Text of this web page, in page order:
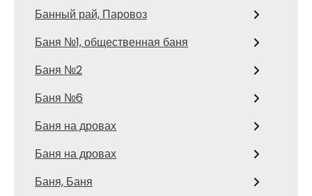
Банный рай, Паровоз
Баня №1, общественная баня
Баня №2
Баня №6
Баня на дровах
Баня на дровах
Баня, Баня